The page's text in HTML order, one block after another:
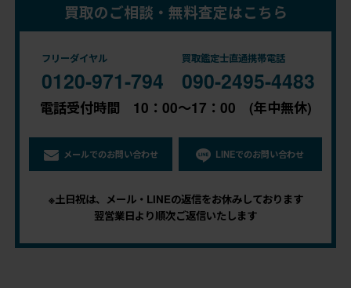
買取のご相談・無料査定はこちら
フリーダイヤル
0120-971-794
買取鑑定士直通携帯電話
090-2495-4483
電話受付時間 10：00～17：00 (年中無休)
メールでのお問い合わせ LINEでのお問い合わせ
※土日祝は、メール・LINEの返信をお休みしております
翌営業日より順次ご返信いたします